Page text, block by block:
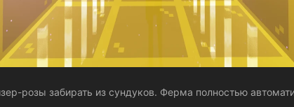
розы забирать из сундуков. Ферма полностью